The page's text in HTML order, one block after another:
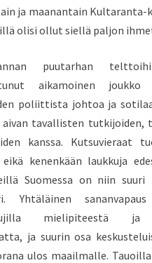
ja maanantain Kultaranta-
olisi ollut siellä paljon
puutarhan
aikamoinen joukko
poliittista johtoa ja
aivan tavallisten
kanssa. Kutsuvieraat
kenenkään laukkuja
Suomessa on niin suuri
Yhtäläinen
mielipiteestä ja
ja suurin osa
ulos maailmalle.